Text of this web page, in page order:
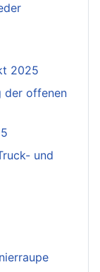
2025
der offenen
und